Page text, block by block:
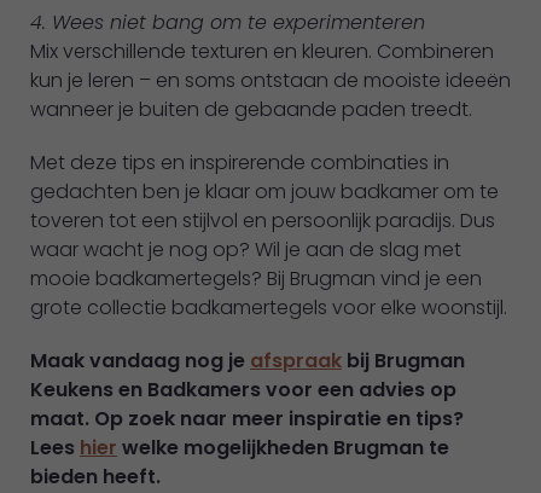
4. Wees niet bang om te experimenteren
Mix verschillende texturen en kleuren. Combineren
kun je leren – en soms ontstaan de mooiste ideeën
wanneer je buiten de gebaande paden treedt.
Met deze tips en inspirerende combinaties in
gedachten ben je klaar om jouw badkamer om te
toveren tot een stijlvol en persoonlijk paradijs. Dus
waar wacht je nog op? Wil je aan de slag met
mooie badkamertegels? Bij Brugman vind je een
grote collectie badkamertegels voor elke woonstijl.
Maak vandaag nog je afspraak bij Brugman
Keukens en Badkamers voor een advies op
maat. Op zoek naar meer inspiratie en tips?
Lees hier welke mogelijkheden Brugman te
bieden heeft.